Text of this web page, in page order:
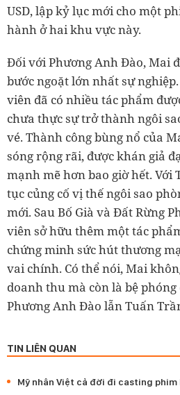
USD, lập kỷ lục mới cho một
hành ở hai khu vực này.
Đối với Phương Anh Đào, Mai
bước ngoặt lớn nhất sự
viên đã có nhiều tác phẩm
chưa thực sự trở thành ngôi
vé. Thành công bùng nổ của
sóng rộng rãi, được khán giả
mạnh mẽ hơn bao giờ hết. Với
tục củng cố vị thế ngôi sao
mới. Sau Bố Già và Đất Rừng
viên sở hữu thêm một tác
chứng minh sức hút thương
vai chính. Có thể nói, Mai
doanh thu mà còn là bệ
Phương Anh Đào lẫn Tuấn
TIN LIÊN QUAN
Mỹ nhân Việt cả đời đi casting